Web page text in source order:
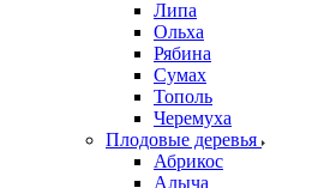
Липа
Ольха
Рябина
Сумах
Тополь
Черемуха
Плодовые деревья
Абрикос
Алыча